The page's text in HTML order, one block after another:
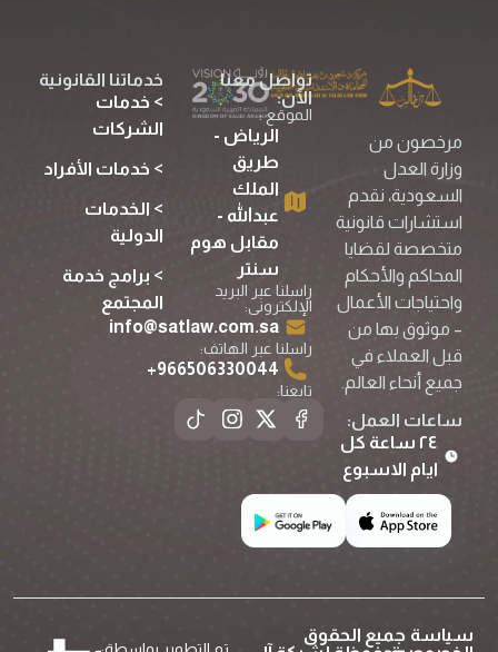
مرخصون من
وزارة العدل
السعودية، نقدم
استشارات قانونية
متخصصة لقضايا
المحاكم والأحكام
واحتياجات الأعمال
– موثوق بها من
قبل العملاء في
جميع أنحاء العالم.
ساعات العمل:
٢٤ ساعة كل
ايام الاسبوع
تواصل معنا
الآن:
الموقع :
الرياض -
طريق
الملك
عبدالله -
مقابل هوم
سنتر
راسلنا عبر البريد
الإلكترونى:
info@satlaw.com.sa
راسلنا عبر الهاتف:
966506330044⁩+
تابعنا:
خدماتنا القانونية
> خدمات
الشركات
> خدمات الأفراد
> الخدمات
الدولية
> برامج خدمة
المجتمع
سياسة جميع الحقوق
تم التطوير بواسطة: